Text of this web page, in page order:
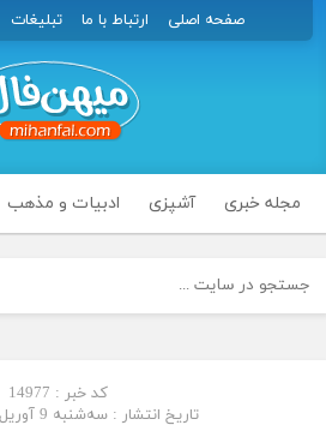
صفحه اصلی ارتباط با ما تبلیغات
مجله خبری آشپزی ادبیات و مذهب
کد خبر : 14977
تاریخ انتشار : سه‌شنبه 9 آوریل 2013 - 2:53